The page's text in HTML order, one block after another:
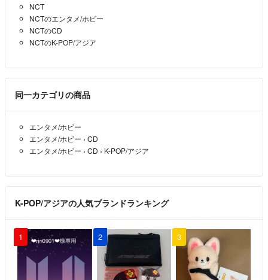
購入申請をお願いいたします。
説明に書いてあるにもかかわらず商品到着後クレーム等
ある場合、今後お取引は致しかねます。
こちらが提示した価格に近い方にお売りします。
☆ご希望の配送方法がある場合、購入前にお申し付けください。場合に
よってはお値段前後する場合ございます。
☆他サイトでも出品している為、
出品していた商品をいきなり削除することがあります、ご了承下さい。
NCT
NCTのエンタメ/ホビー
NCTのCD
NCTのK-POP/アジア
同一カテゴリの商品
エンタメ/ホビー
エンタメ/ホビー › CD
エンタメ/ホビー › CD › K-POP/アジア
K-POP/アジアの人気ブランドランキング
1 2 3